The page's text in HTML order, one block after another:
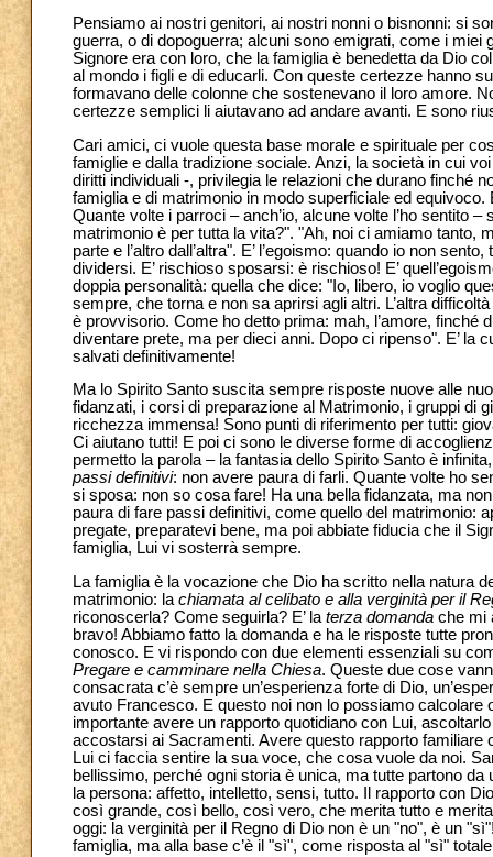
Pensiamo ai nostri genitori, ai nostri nonni o bisnonni: si
guerra, o di dopoguerra; alcuni sono emigrati, come i
Signore era con loro, che la famiglia è benedetta da Dio
al mondo i figli e di educarli. Con queste certezze hanno
formavano delle colonne che sostenevano il loro amore.
certezze semplici li aiutavano ad andare avanti. E sono
Cari amici, ci vuole questa base morale e spirituale per
famiglie e dalla tradizione sociale. Anzi, la società in cui
diritti individuali -, privilegia le relazioni che durano finché
famiglia e di matrimonio in modo superficiale ed
Quante volte i parroci – anch’io, alcune volte l’ho sentito
matrimonio è per tutta la vita?". "Ah, noi ci amiamo tanto,
parte e l’altro dall’altra". E’ l’egoismo: quando io non
dividersi. E’ rischioso sposarsi: è rischioso! E’
doppia personalità: quella che dice: "Io, libero, io voglio
sempre, che torna e non sa aprirsi agli altri. L’altra
è provvisorio. Come ho detto prima: mah, l’amore,
diventare prete, ma per dieci anni. Dopo ci ripenso". E’
salvati definitivamente!
Ma lo Spirito Santo suscita sempre risposte nuove alle
fidanzati, i corsi di preparazione al Matrimonio, i gruppi
ricchezza immensa! Sono punti di riferimento per tutti:
Ci aiutano tutti! E poi ci sono le diverse forme di
permetto la parola – la fantasia dello Spirito Santo è
passi definitivi: non avere paura di farli. Quante volte ho
si sposa: non so cosa fare! Ha una bella fidanzata, ma
paura di fare passi definitivi, come quello del matrimonio:
pregate, preparatevi bene, ma poi abbiate fiducia che il
famiglia, Lui vi sosterrà sempre.
La famiglia è la vocazione che Dio ha scritto nella natura
matrimonio: la chiamata al celibato e alla verginità per il
riconoscerla? Come seguirla? E’ la terza domanda che mi
bravo! Abbiamo fatto la domanda e ha le risposte tutte
conosco. E vi rispondo con due elementi essenziali su
Pregare e camminare nella Chiesa. Queste due cose
consacrata c’è sempre un’esperienza forte di Dio,
avuto Francesco. E questo noi non lo possiamo calcolare
importante avere un rapporto quotidiano con Lui,
accostarsi ai Sacramenti. Avere questo rapporto
Lui ci faccia sentire la sua voce, che cosa vuole da noi.
bellissimo, perché ogni storia è unica, ma tutte partono
la persona: affetto, intelletto, sensi, tutto. Il rapporto con
così grande, così bello, così vero, che merita tutto e
oggi: la verginità per il Regno di Dio non è un "no", è un
famiglia, ma alla base c’è il "sì", come risposta al "sì"